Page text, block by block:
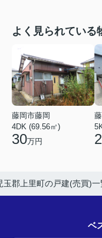
よく見られている
藤岡市藤岡
4DK (69.56㎡)
30万円
玉郡上里町の戸建(売買)一
ベ